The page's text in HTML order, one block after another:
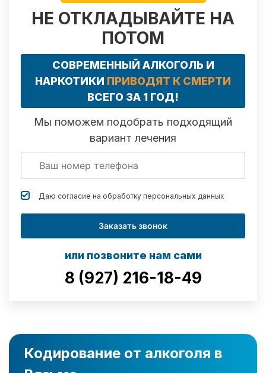
НЕ ОТКЛАДЫВАЙТЕ НА
ПОТОМ
СОВРЕМЕННЫЙ АЛКОГОЛЬ И
НАРКОТИКИ ПРИВОДЯТ К СМЕРТИ
ВСЕГО ЗА 1 ГОД!
Мы поможем подобрать подходящий
вариант лечения
Даю согласие на обработку персональных данных
Заказать звонок
или позвоните нам сами
8 (927) 216-18-49
Кодирование от алкоголя в